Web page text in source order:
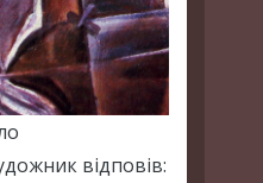
відповів: